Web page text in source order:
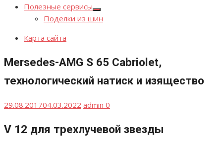
Полезные сервисы
Показывать
подменю
Поделки из шин
Карта сайта
Mersedes-AMG S 65 Cabriolet,
технологический натиск и изящество
Опубликовано
29.08.201704.03.2022 Автор
admin 0
V 12 для трехлучевой звезды